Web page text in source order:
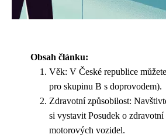
Obsah článku:
Věk: V České republice
pro skupinu B s doprovodem).
Zdravotní způsobilost:
si vystavit Posudek o
motorových vozidel.